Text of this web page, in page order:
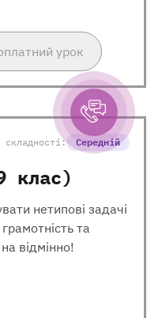
урок
складності: Середній
клас)
нетипові задачі
та
відмінно!